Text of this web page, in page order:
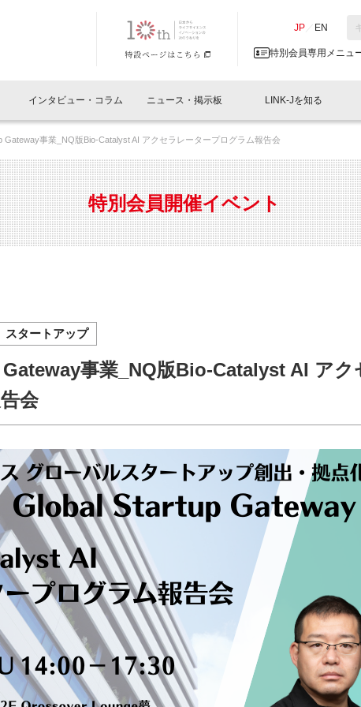
JP EN
特別会員専用メニュ
閉じる
員開催
参加
イベントレポート一覧
LINK-J主催・共催
LINK-J協賛・協力
What's "UNIKORN"？
インタビュー・コラム
ベンチャーインタビュー 会報
サポーターコラム 日本
ニュース・掲示板
リリース
連
人と情報の交流掲示板一覧
会員プレスリリース
募集
LINK-Jを知る
Why in Nihonbashi
サポーター紹介 事業
パンフレット GTB
特別会員について 入会
オフィス・ラボ 施設
Gateway事業_NQ版Bio-Catalyst AI アクセラレータープログラム報告会
特別会員開催イベント
スタートアップ
事業_NQ版Bio-Catalyst AI アク
会